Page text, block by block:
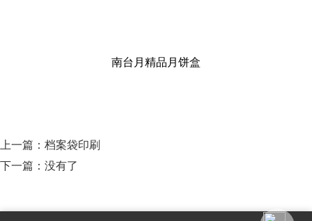
南台月精品月饼盒
上一篇： 档案袋印刷
下一篇：没有了